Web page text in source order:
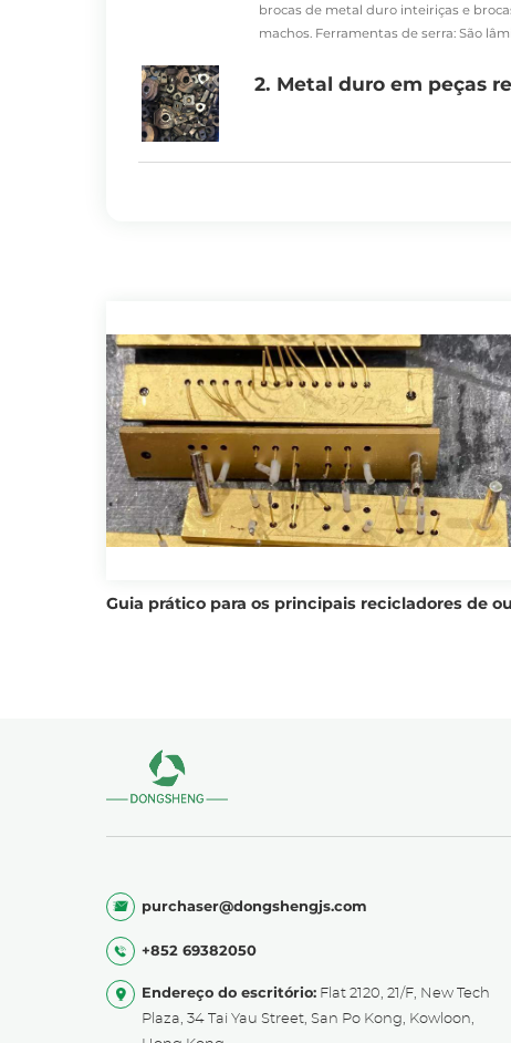
brocas de metal duro inteiriças e
machos. Ferramentas de serra: São
2. Metal duro em peças
Para aumentar a durabilidade das
e lâminas de serra. A construção
utilizadas incluem: fresas de metal
para cravação de estacas.
Guia prático para os principais recicladores de
purchaser@dongshengjs.com
+852 69382050
Endereço do escritório: Flat 2120, 21/F, New Tech
Plaza, 34 Tai Yau Street, San Po Kong, Kowloon,